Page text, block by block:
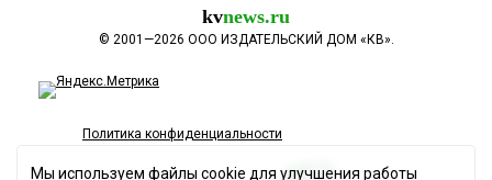
kvnews.ru
© 2001—2026 ООО ИЗДАТЕЛЬСКИЙ ДОМ «КВ».
Политика конфиденциальности
Мы используем файлы cookie для улучшения работы